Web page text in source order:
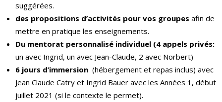
suggérées.
des propositions d’activités pour vos groupes afin de
mettre en pratique les enseignements.
Du mentorat personnalisé individuel (4 appels privés:
un avec Ingrid, un avec Jean-Claude, 2 avec Norbert)
6 jours d’immersion (hébergement et repas inclus) avec
Jean Claude Catry et Ingrid Bauer avec les Années 1, début
juillet 2021 (si le contexte le permet).